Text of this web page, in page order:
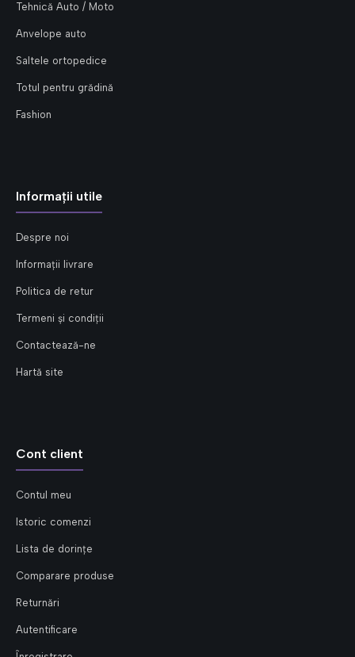
Tehnică Auto / Moto
Anvelope auto
Saltele ortopedice
Totul pentru grădină
Fashion
Informații utile
Despre noi
Informații livrare
Politica de retur
Termeni și condiții
Contactează-ne
Hartă site
Cont client
Contul meu
Istoric comenzi
Lista de dorințe
Comparare produse
Returnări
Autentificare